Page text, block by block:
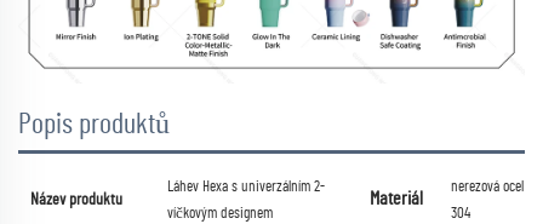
Popis produktů
Název produktu
Láhev Hexa s univerzálním 2-
víčkovým designem
Materiál
nerezová ocel
304